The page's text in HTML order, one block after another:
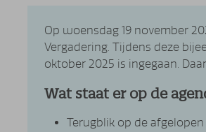
Op woensdag 19 november
Vergadering. Tijdens deze
oktober 2025 is ingegaan.
Wat staat er op de
Terugblik op de